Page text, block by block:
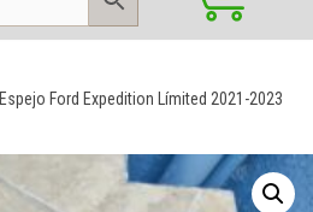
Espejo Ford Expedition Límited 2021-2023